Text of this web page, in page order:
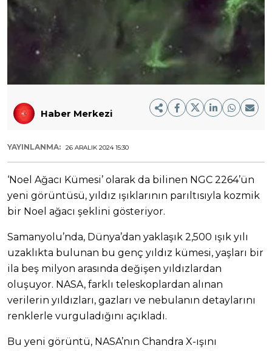
Haber Merkezi
YAYINLANMA: 26 ARALIK 2024 15:30
‘Noel Ağacı Kümesi’ olarak da bilinen NGC 2264’ün
yeni görüntüsü, yıldız ışıklarının parıltısıyla kozmik
bir Noel ağacı şeklini gösteriyor.
Samanyolu’nda, Dünya’dan yaklaşık 2,500 ışık yılı
uzaklıkta bulunan bu genç yıldız kümesi, yaşları bir
ila beş milyon arasında değişen yıldızlardan
oluşuyor. NASA, farklı teleskoplardan alınan
verilerin yıldızları, gazları ve nebulanın detaylarını
renklerle vurguladığını açıkladı.
Bu yeni görüntü, NASA’nın Chandra X-ışını